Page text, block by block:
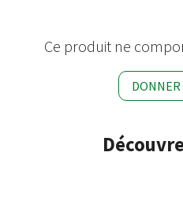
Ce produit ne
DONNER